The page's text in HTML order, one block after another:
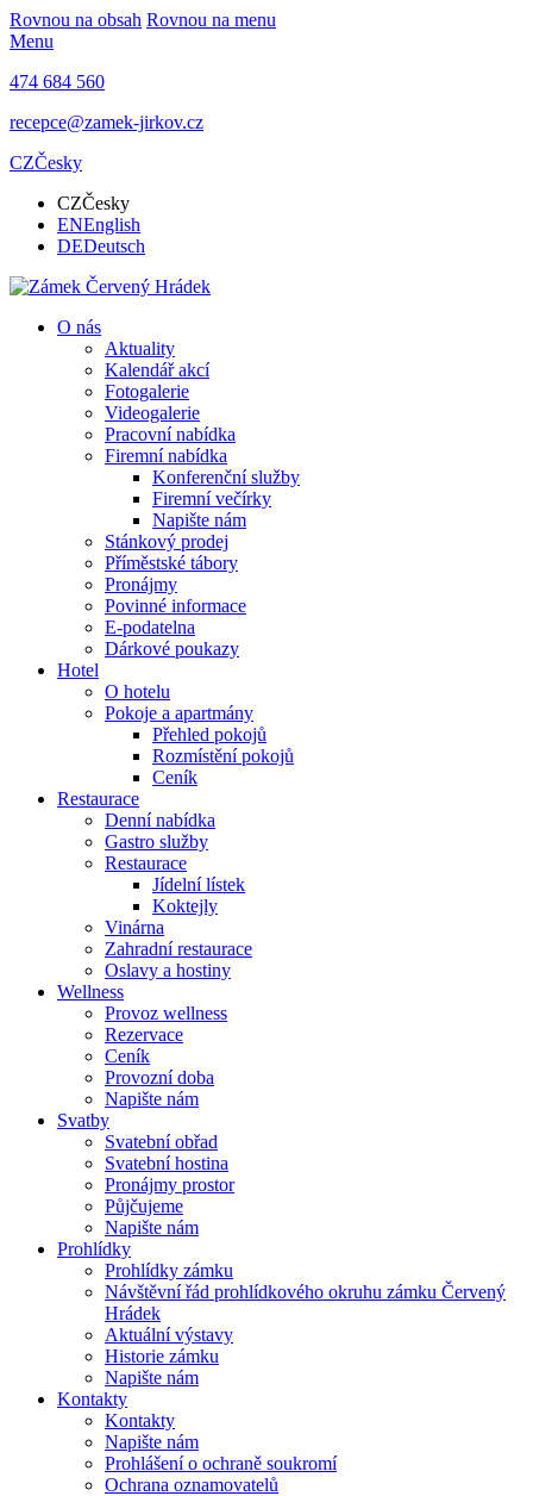
Rovnou na obsah Rovnou na menu
Menu
474 684 560
recepce@zamek-jirkov.cz
CZČesky
CZČesky
ENEnglish
DEDeutsch
O nás
Aktuality
Kalendář akcí
Fotogalerie
Videogalerie
Pracovní nabídka
Firemní nabídka
Konferenční služby
Firemní večírky
Napište nám
Stánkový prodej
Příměstské tábory
Pronájmy
Povinné informace
E-podatelna
Dárkové poukazy
Hotel
O hotelu
Pokoje a apartmány
Přehled pokojů
Rozmístění pokojů
Ceník
Restaurace
Denní nabídka
Gastro služby
Restaurace
Jídelní lístek
Koktejly
Vinárna
Zahradní restaurace
Oslavy a hostiny
Wellness
Provoz wellness
Rezervace
Ceník
Provozní doba
Napište nám
Svatby
Svatební obřad
Svatební hostina
Pronájmy prostor
Půjčujeme
Napište nám
Prohlídky
Prohlídky zámku
Návštěvní řád prohlídkového okruhu zámku Červený
Hrádek
Aktuální výstavy
Historie zámku
Napište nám
Kontakty
Kontakty
Napište nám
Prohlášení o ochraně soukromí
Ochrana oznamovatelů